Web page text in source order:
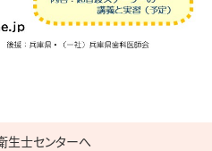
生士センターへ